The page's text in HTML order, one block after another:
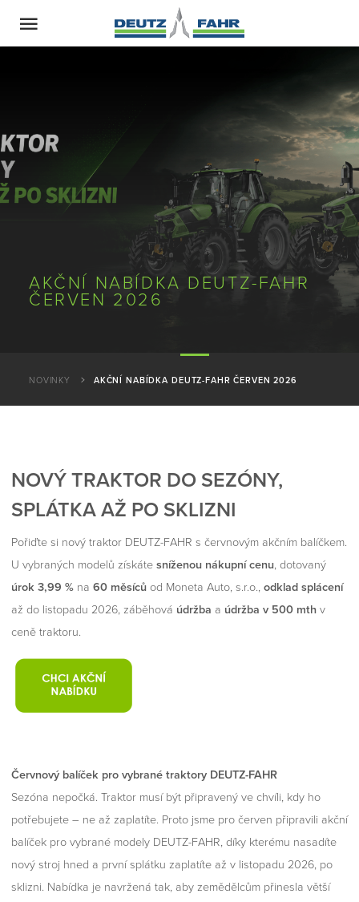
AKČNÍ NABÍDKA DEUTZ-FAHR
ČERVEN 2026
NOVINKY AKČNÍ NABÍDKA DEUTZ-FAHR ČERVEN 2026
NOVÝ TRAKTOR DO SEZÓNY,
SPLÁTKA AŽ PO SKLIZNI
Pořiďte si nový traktor DEUTZ-FAHR s červnovým akčním balíčkem.
U vybraných modelů získáte sníženou nákupní cenu, dotovaný
úrok 3,99 % na 60 měsíců od Moneta Auto, s.r.o., odklad splácení
až do listopadu 2026, záběhová údržba a údržba v 500 mth v
ceně traktoru.
Červnový balíček pro vybrané traktory DEUTZ-FAHR
Sezóna nepočká. Traktor musí být připravený ve chvíli, kdy ho
potřebujete – ne až zaplatíte. Proto jsme pro červen připravili akční
balíček pro vybrané modely DEUTZ-FAHR, díky kterému nasadíte
nový stroj hned a první splátku zaplatíte až v listopadu 2026, po
sklizni. Nabídka je navržená tak, aby zemědělcům přinesla větší